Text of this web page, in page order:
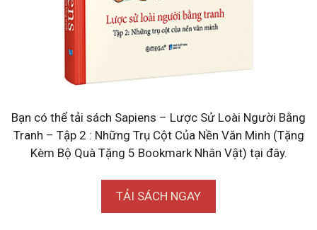
Bạn có thể tải sách Sapiens – Lược Sử Loài Người Bằng
Tranh – Tập 2 : Những Trụ Cột Của Nền Văn Minh (Tặng
Kèm Bộ Quà Tặng 5 Bookmark Nhân Vật) tại đây.
TẢI SÁCH NGAY